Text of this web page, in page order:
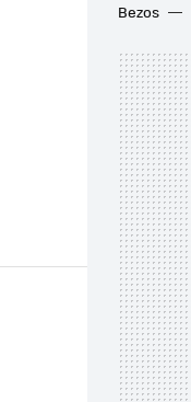
Bezos